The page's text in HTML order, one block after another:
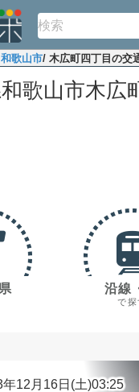
歌山市/ 木広町四丁目の交
歌山市木広
沿線
で探
年12月16日(土)03:25